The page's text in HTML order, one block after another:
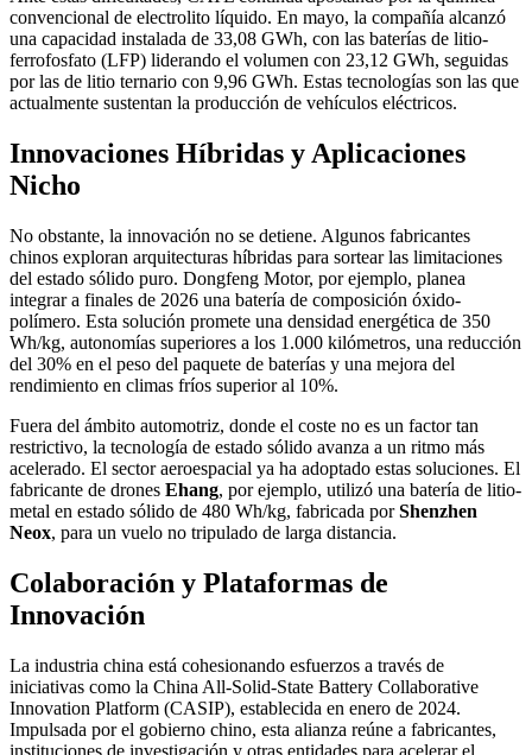
convencional de electrolito líquido. En mayo, la compañía alcanzó
una capacidad instalada de 33,08 GWh, con las baterías de litio-
ferrofosfato (LFP) liderando el volumen con 23,12 GWh, seguidas
por las de litio ternario con 9,96 GWh. Estas tecnologías son las que
actualmente sustentan la producción de vehículos eléctricos.
Innovaciones Híbridas y Aplicaciones
Nicho
No obstante, la innovación no se detiene. Algunos fabricantes
chinos exploran arquitecturas híbridas para sortear las limitaciones
del estado sólido puro. Dongfeng Motor, por ejemplo, planea
integrar a finales de 2026 una batería de composición óxido-
polímero. Esta solución promete una densidad energética de 350
Wh/kg, autonomías superiores a los 1.000 kilómetros, una reducción
del 30% en el peso del paquete de baterías y una mejora del
rendimiento en climas fríos superior al 10%.
Fuera del ámbito automotriz, donde el coste no es un factor tan
restrictivo, la tecnología de estado sólido avanza a un ritmo más
acelerado. El sector aeroespacial ya ha adoptado estas soluciones. El
fabricante de drones Ehang, por ejemplo, utilizó una batería de litio-
metal en estado sólido de 480 Wh/kg, fabricada porShenzhen
Neox, para un vuelo no tripulado de larga distancia.
Colaboración y Plataformas de
Innovación
La industria china está cohesionando esfuerzos a través de
iniciativas como la China All-Solid-State Battery Collaborative
Innovation Platform (CASIP), establecida en enero de 2024.
Impulsada por el gobierno chino, esta alianza reúne a fabricantes,
instituciones de investigación y otras entidades para acelerar el